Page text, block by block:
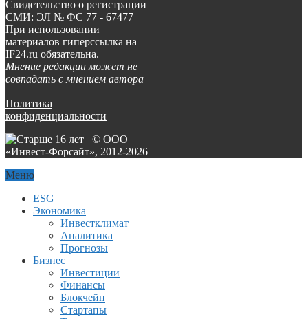
Свидетельство о регистрации
СМИ: ЭЛ № ФС 77 - 67477
При использовании
материалов гиперссылка на
IF24.ru обязательна.
Мнение редакции может не
совпадать с мнением автора
Политика
конфиденциальности
© ООО
«Инвест-Форсайт», 2012-2026
Меню
ESG
Экономика
Инвестклимат
Аналитика
Прогнозы
Бизнес
Инвестиции
Финансы
Блокчейн
Стартапы